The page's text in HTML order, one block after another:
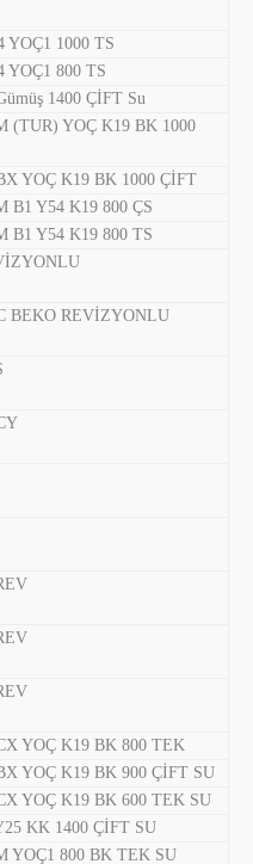
YOÇ1 1000 TS
YOÇ1 800 TS
1400 ÇİFT Su
(TUR) YOÇ K19 BK 1000
YOÇ K19 BK 1000 ÇİFT
B1 Y54 K19 800 ÇS
B1 Y54 K19 800 TS
BEKO REVİZYONLU
YOÇ K19 BK 800 TEK
YOÇ K19 BK 900 ÇİFT SU
YOÇ K19 BK 600 TEK SU
KK 1400 ÇİFT SU
YOÇ1 800 BK TEK SU